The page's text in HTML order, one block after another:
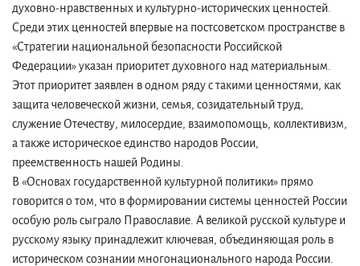
духовно-нравственных и культурно-исторических ценностей.
Среди этих ценностей впервые на постсоветском пространстве в
«Стратегии национальной безопасности Российской
Федерации» указан приоритет духовного над материальным.
Этот приоритет заявлен в одном ряду с такими ценностями, как
защита человеческой жизни, семья, созидательный труд,
служение Отечеству, милосердие, взаимопомощь, коллективизм,
а также историческое единство народов России,
преемственность нашей Родины.
В «Основах государственной культурной политики» прямо
говорится о том, что в формировании системы ценностей России
особую роль сыграло Православие. А великой русской культуре и
русскому языку принадлежит ключевая, объединяющая роль в
историческом сознании многонационального народа России.